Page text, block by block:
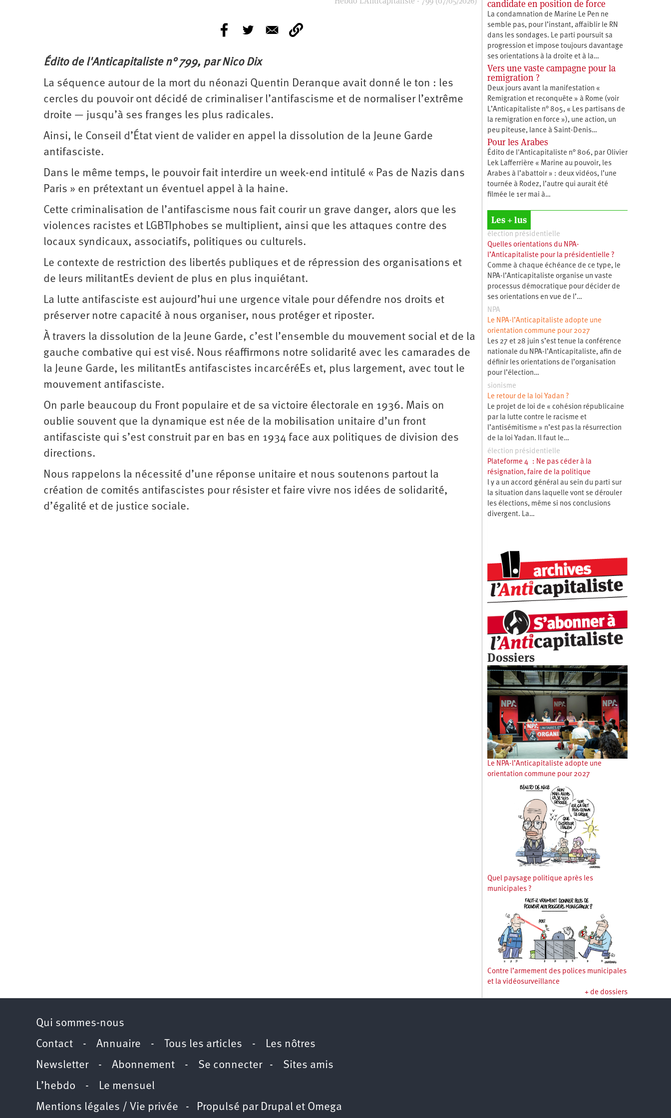
Édito de l'Anticapitaliste n° 799, par Nico Dix
La séquence autour de la mort du néonazi Quentin Deranque avait donné le ton : les
cercles du pouvoir ont décidé de criminaliser l’antifascisme et de normaliser l’extrême
droite — jusqu’à ses franges les plus radicales.
Ainsi, le Conseil d’État vient de valider en appel la dissolution de la Jeune Garde
antifasciste.
Dans le même temps, le pouvoir fait interdire un week-end intitulé « Pas de Nazis dans
Paris » en prétextant un éventuel appel à la haine.
Cette criminalisation de l’antifascisme nous fait courir un grave danger, alors que les
violences racistes et LGBTIphobes se multiplient, ainsi que les attaques contre des
locaux syndicaux, associatifs, politiques ou culturels.
Le contexte de restriction des libertés publiques et de répression des organisations et
de leurs militantEs devient de plus en plus inquiétant.
La lutte antifasciste est aujourd’hui une urgence vitale pour défendre nos droits et
préserver notre capacité à nous organiser, nous protéger et riposter.
À travers la dissolution de la Jeune Garde, c’est l’ensemble du mouvement social et de la
gauche combative qui est visé. Nous réaffirmons notre solidarité avec les camarades de
la Jeune Garde, les militantEs antifascistes incarcéréEs et, plus largement, avec tout le
mouvement antifasciste.
On parle beaucoup du Front populaire et de sa victoire électorale en 1936. Mais on
oublie souvent que la dynamique est née de la mobilisation unitaire d’un front
antifasciste qui s’est construit par en bas en 1934 face aux politiques de division des
directions.
Nous rappelons la nécessité d’une réponse unitaire et nous soutenons partout la
création de comités antifascistes pour résister et faire vivre nos idées de solidarité,
d’égalité et de justice sociale.
candidate en position de force
La condamnation de Marine Le Pen ne
semble pas, pour l’instant, affaiblir le RN
dans les sondages. Le parti poursuit sa
progression et impose toujours davantage
ses orientations à la droite et à la…
Vers une vaste campagne pour la
remigration ?
Deux jours avant la manifestation «
Remigration et reconquête » à Rome (voir
L’Anticapitaliste n° 805, « Les partisans de
la remigration en force »), une action, un
peu piteuse, lance à Saint-Denis…
Pour les Arabes
Édito de l'Anticapitaliste n° 806, par Olivier
Lek Lafferrière « Marine au pouvoir, les
Arabes à l’abattoir » : deux vidéos, l’une
tournée à Rodez, l’autre qui aurait été
filmée le 1er mai à…
Les + lus
élection présidentielle
Quelles orientations du NPA-
l’Anticapitaliste pour la présidentielle ?
Comme à chaque échéance de ce type, le
NPA-l’Anticapitaliste organise un vaste
processus démocratique pour décider de
ses orientations en vue de l’…
NPA
Le NPA-l’Anticapitaliste adopte une
orientation commune pour 2027
Les 27 et 28 juin s’est tenue la conférence
nationale du NPA-l’Anticapitaliste, afin de
définir les orientations de l’organisation
pour l’élection…
sionisme
Le retour de la loi Yadan ?
Le projet de loi de « cohésion républicaine
par la lutte contre le racisme et
l’antisémitisme » n’est pas la résurrection
de la loi Yadan. Il faut le…
élection présidentielle
Plateforme 4 : Ne pas céder à la
résignation, faire de la politique
l y a un accord général au sein du parti sur
la situation dans laquelle vont se dérouler
les élections, même si nos conclusions
divergent. La…
Dossiers
Le NPA-l’Anticapitaliste adopte une
orientation commune pour 2027
Quel paysage politique après les
municipales ?
Contre l’armement des polices municipales
et la vidéosurveillance
+ de dossiers
Qui sommes-nous
Contact - Annuaire - Tous les articles - Les nôtres
Newsletter- Abonnement - Se connecter- Sites amis
L’hebdo - Le mensuel
Mentions légales / Vie privée - Propulsé par Drupal et Omega